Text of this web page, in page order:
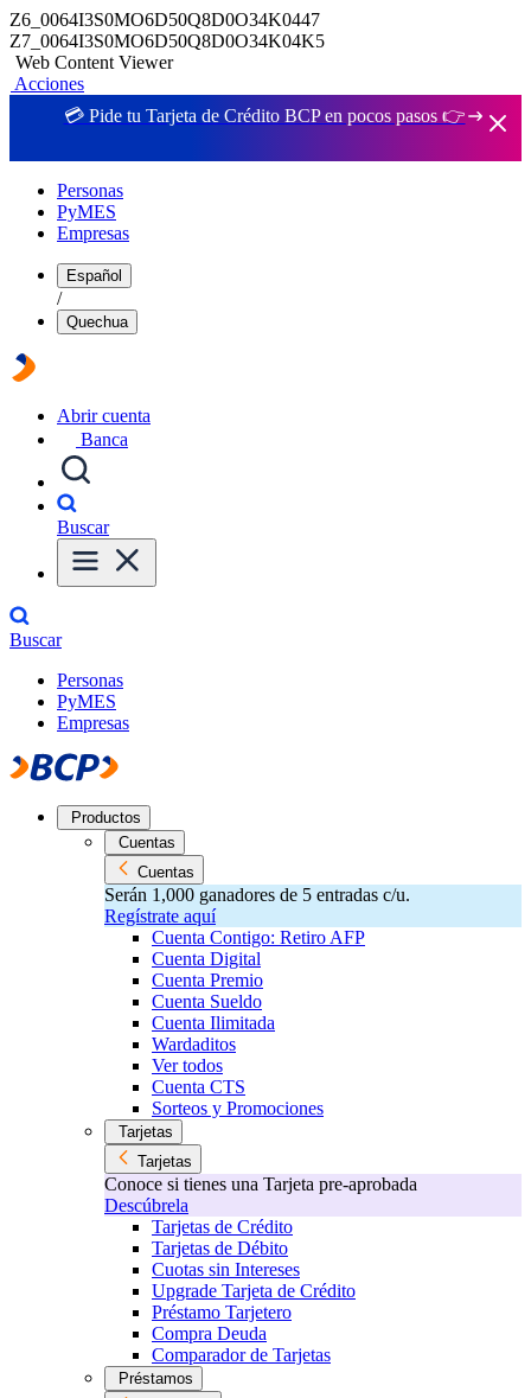
Z6_0064I3S0MO6D50Q8D0O34K0447
Z7_0064I3S0MO6D50Q8D0O34K04K5
Web Content Viewer
Acciones
💳 Pide tu Tarjeta de Crédito BCP en pocos pasos 👉
Personas
PyMES
Empresas
Español
/
Quechua
Abrir cuenta
Banca
Buscar
Buscar
Personas
PyMES
Empresas
Productos
Cuentas
Cuentas
Serán 1,000 ganadores de 5 entradas c/u.
Regístrate aquí
Cuenta Contigo: Retiro AFP
Cuenta Digital
Cuenta Premio
Cuenta Sueldo
Cuenta Ilimitada
Wardaditos
Ver todos
Cuenta CTS
Sorteos y Promociones
Tarjetas
Tarjetas
Conoce si tienes una Tarjeta pre-aprobada
Descúbrela
Tarjetas de Crédito
Tarjetas de Débito
Cuotas sin Intereses
Upgrade Tarjeta de Crédito
Préstamo Tarjetero
Compra Deuda
Comparador de Tarjetas
Préstamos